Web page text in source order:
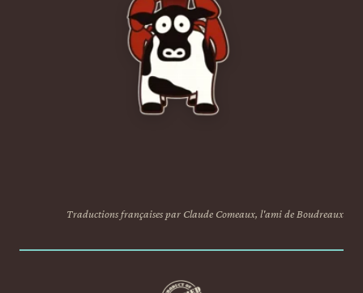
Traductions françaises par Claude Comeaux, l'ami de Boudreaux